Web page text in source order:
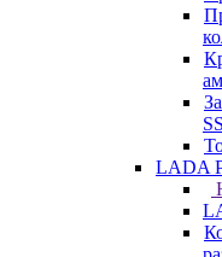
LADA